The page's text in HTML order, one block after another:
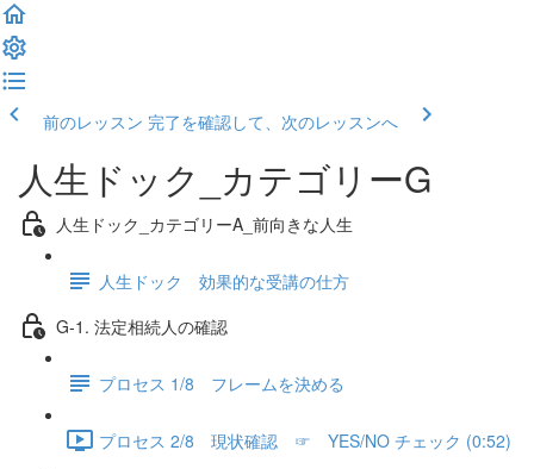
前のレッスン 完了を確認して、次のレッスンへ
人生ドック_カテゴリーG
人生ドック_カテゴリーA_前向きな人生
人生ドック 効果的な受講の仕方
G-1. 法定相続人の確認
プロセス 1/8 フレームを決める
プロセス 2/8 現状確認 ☞ YES/NO チェック (0:52)